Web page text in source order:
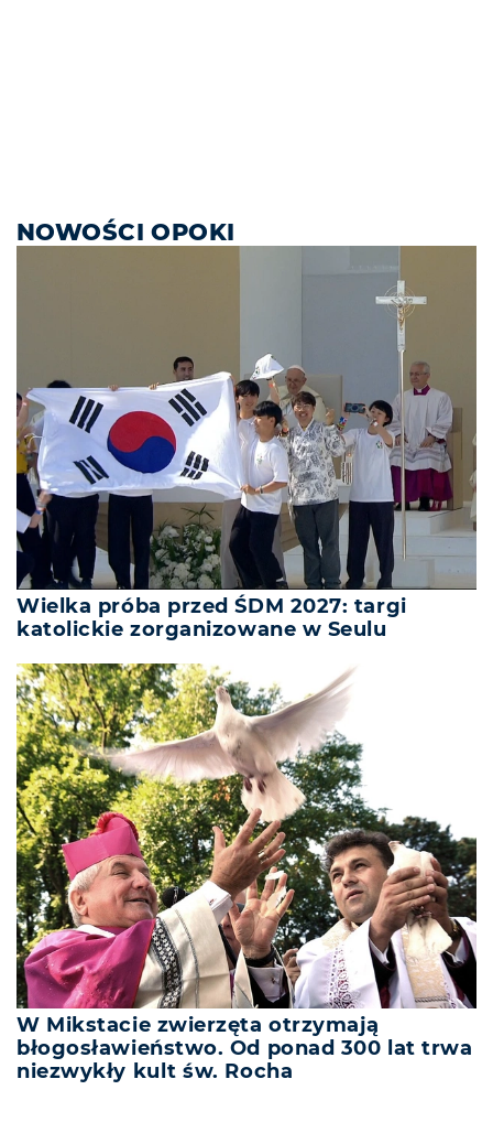
NOWOŚCI OPOKI
Wielka próba przed ŚDM 2027: targi
katolickie zorganizowane w Seulu
W Mikstacie zwierzęta otrzymają
błogosławieństwo. Od ponad 300 lat trwa
niezwykły kult św. Rocha